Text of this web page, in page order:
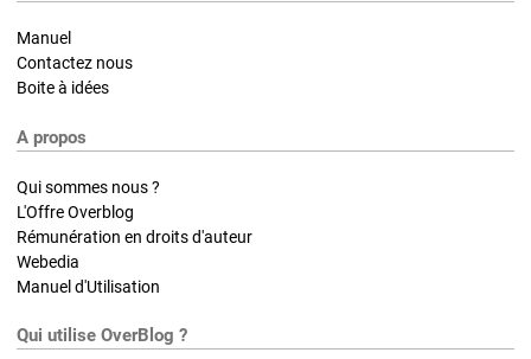
Manuel
Contactez nous
Boite à idées
A propos
Qui sommes nous ?
L'Offre Overblog
Rémunération en droits d'auteur
Webedia
Manuel d'Utilisation
Qui utilise OverBlog ?